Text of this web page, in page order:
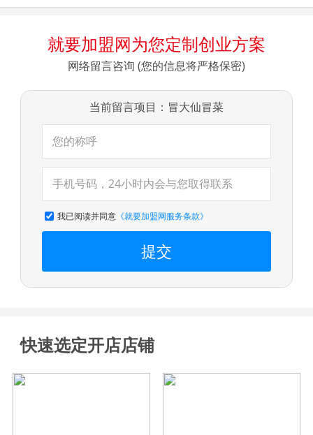
就要加盟网为您定制创业方案
网络留言咨询 (您的信息将严格保密)
当前留言项目：冒大仙冒菜
我已阅读并同意《就要加盟网服务条款》
提交
快速选定开店店铺